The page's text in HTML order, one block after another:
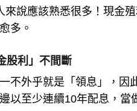
說應該熟悉很多！現金
多。
股利」不間斷
不外乎就是「領息」，
以至少連續10年配息，當